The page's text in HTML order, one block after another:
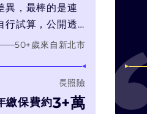
棒的是連
公開透
的需求推
來自新北市
約3+萬